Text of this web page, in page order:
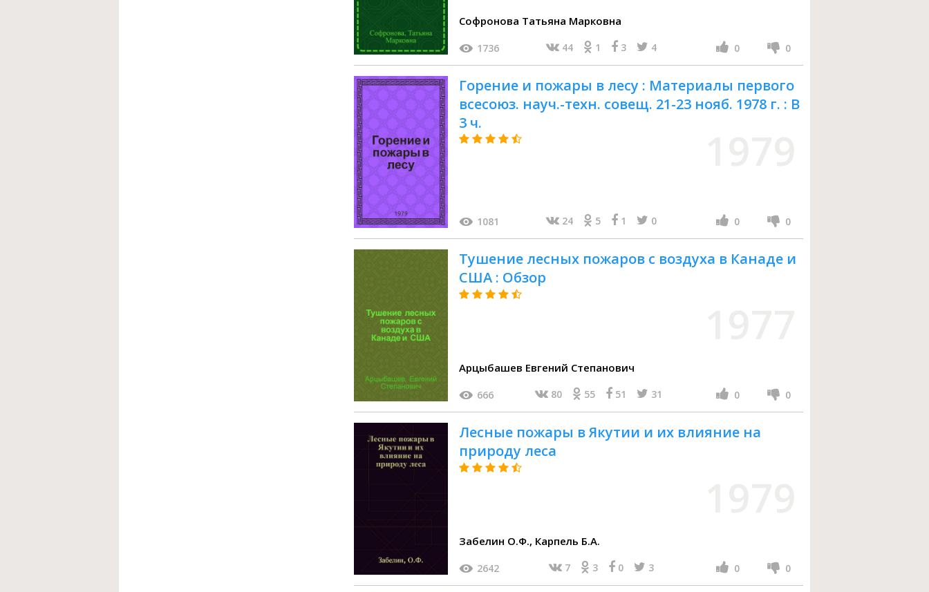
Софронова Татьяна Марковна
1736 44 1 3 4 0 0
Горение и пожары в лесу : Материалы первого
всесоюз. науч.-техн. совещ. 21-23 нояб. 1978 г. : В
3 ч.
1081 24 5 1 0 0 0
Тушение лесных пожаров с воздуха в Канаде и
США : Обзор
Арцыбашев Евгений Степанович
666 80 55 51 31 0 0
Лесные пожары в Якутии и их влияние на
природу леса
Забелин О.Ф., Карпель Б.А.
2642 7 3 0 3 0 0